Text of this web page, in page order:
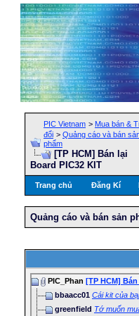
PIC Vietnam > Mua bán &
đổi > Quảng cáo và bán
phẩm
[TP HCM] Bán lại
Board PIC32 KIT
Trang chủ Đăng Kí
Quảng cáo và bán sản
PIC_Phan [TP HCM]
bbaacc01 Cái kit của
greenfield Tớ muốn